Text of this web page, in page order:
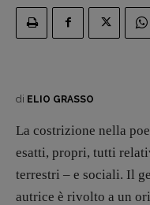
di ELIO GRASSO
La costrizione nella
esatti, propri, tutti
terrestri – e sociali. Il
autrice è rivolto a un